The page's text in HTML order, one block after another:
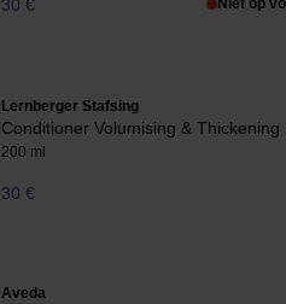
30 € Niet op
Lernberger Stafsing
Conditioner Volumising & Thickening
200 ml
30 €
Aveda